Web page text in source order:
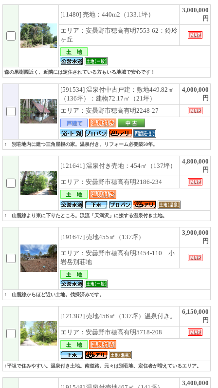
[11480] 売地：440m2（133.1坪）
3,000,000
円
エリア：安曇野市穂高有明7553-62：鈴玲
ヶ丘
森の果樹園近く、近隣には定住されている方もいる地域で安心です！
[591534] 温泉付中古戸建：敷地449.82㎡
（136坪）：建物72.17㎡（21坪）
4,000,000
円
エリア：安曇野市穂高有明2248-27
↑ 別荘地内に建つ三角屋根の家。温泉付き。リフォーム必要築50年。
[121641] 温泉付き売地：454㎡（137坪）
4,800,000
円
エリア：安曇野市穂高有明2186-234
↑ 山麓線より東に下りたところ。渓流「天満沢」に接する温泉付き土地。
[191647] 売地455㎡（137坪）
3,900,000
円
エリア：安曇野市穂高有明3454-110 小
岩岳別荘地
↑ 山麓線からほど近い土地。伐採済みです。
[121382] 売地456㎡（137坪）温泉付き。
6,150,000
円
エリア：安曇野市穂高有明5718-208
↑平坦で住みやすい。温泉付き土地。南道路。元々は別荘地、定住者が増えているエリア。
3,400,000